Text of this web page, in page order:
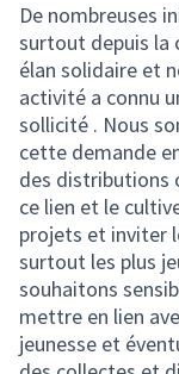
De nombreuses
surtout depuis la
élan solidaire et
activité a connu
sollicité . Nous
cette demande
des distributions
ce lien et le
projets et inviter
surtout les plus
souhaitons
mettre en lien
jeunesse et